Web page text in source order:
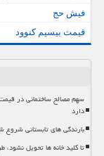
فیش حج
قیمت بیسیم کنوود
سهم مصالح ساختمانی در
دارد
بارندگی های تابستانی شروع شد
تا کلید خانه ها تحویل